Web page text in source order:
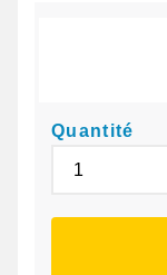
Quantité